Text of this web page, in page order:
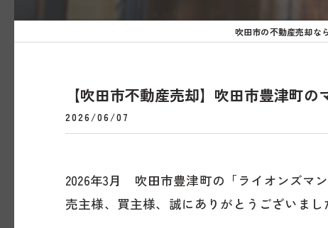
吹田市の不動産売却な
【吹田市不動産売却】吹田市豊津町
2026/06/07
2026年3月 吹田市豊津町の「ライオンズマ
売主様、買主様、誠にありがとうございまし